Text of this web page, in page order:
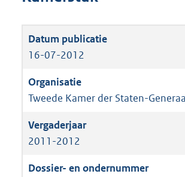
16-07-2012
Tweede Kamer der Staten-
2011-2012